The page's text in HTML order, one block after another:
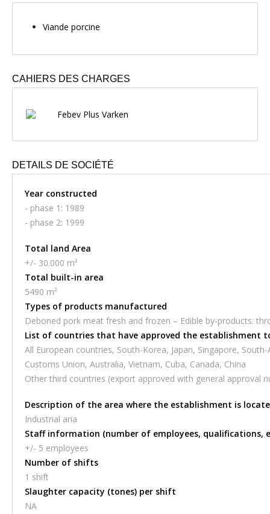
Viande porcine
CAHIERS DES CHARGES
Febev Plus Varken
DETAILS DE SOCIÉTÉ
Year constructed
- phase 1: 1989
- phase 2: 1999
Total land Area
+/- 30.000 m²
Total built-in area
5490 m²
Types of products manufactured
Deboned pork meat fresh and frozen – Edible by-products:
List of countries that have approved the establishment
All European countries, South-Korea, Japan, Singapore,
Customs Union, Australia, Vietnam, Cuba, Canada, China
Other third countries (export approved with general approval
Description of the area where the establishment is
Industrial aria
Staff information (number of employees, qualifications,
+/- 5 employees
Number of shifts
1 shift
Slaughter capacity (tones) per shift
NA